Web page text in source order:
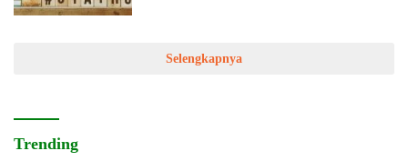
Selengkapnya
Trending